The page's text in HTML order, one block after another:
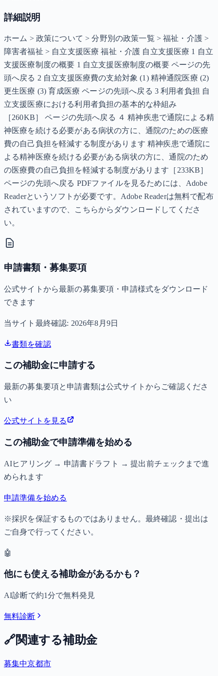
詳細説明
ホーム > 政策について > 分野別の政策一覧 > 福祉・介護 >
障害者福祉 > 自立支援医療 福祉・介護 自立支援医療 1 自立
支援医療制度の概要 1 自立支援医療制度の概要 ページの先
頭へ戻る 2 自立支援医療費の支給対象 (1) 精神通院医療 (2)
更生医療 (3) 育成医療 ページの先頭へ戻る 3 利用者負担 自
立支援医療における利用者負担の基本的な枠組み
［260KB］ ページの先頭へ戻る ４ 精神疾患で通院による精
神医療を続ける必要がある病状の方に、通院のための医療
費の自己負担を軽減する制度があります 精神疾患で通院に
よる精神医療を続ける必要がある病状の方に、通院のため
の医療費の自己負担を軽減する制度があります［233KB］
ページの先頭へ戻る PDFファイルを見るためには、Adobe
Readerというソフトが必要です。Adobe Readerは無料で配布
されていますので、こちらからダウンロードしてくださ
い。
申請書類・募集要項
公式サイトから最新の募集要項・申請様式をダウンロード
できます
当サイト最終確認: 2026年8月9日
書類を確認
この補助金に申請する
最新の募集要項と申請書類は公式サイトからご確認くださ
い
公式サイトを見る
この補助金で申請準備を始める
AIヒアリング → 申請書ドラフト → 提出前チェックまで進
められます
申請準備を始める
※採択を保証するものではありません。最終確認・提出は
ご自身で行ってください。
🤖
他にも使える補助金があるかも？
AI診断で約1分で無料発見
無料診断
🔗関連する補助金
募集中京都市